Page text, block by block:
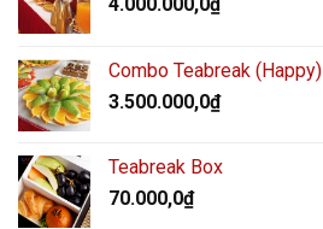
Combo Teabreak (Happy)
3.500.000,0₫
Teabreak Box
70.000,0₫